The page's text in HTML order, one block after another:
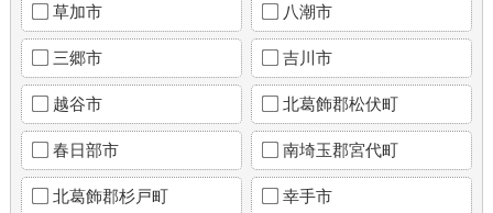
草加市 八潮市
三郷市 吉川市
越谷市 北葛飾郡松伏町
春日部市 南埼玉郡宮代町
北葛飾郡杉戸町 幸手市